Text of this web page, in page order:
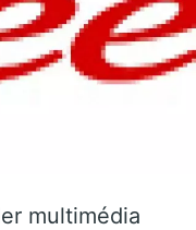
multimédia